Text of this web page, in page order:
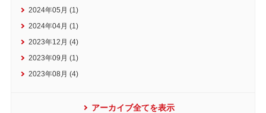
2024年05月 (1)
2024年04月 (1)
2023年12月 (4)
2023年09月 (1)
2023年08月 (4)
アーカイブ全てを表示